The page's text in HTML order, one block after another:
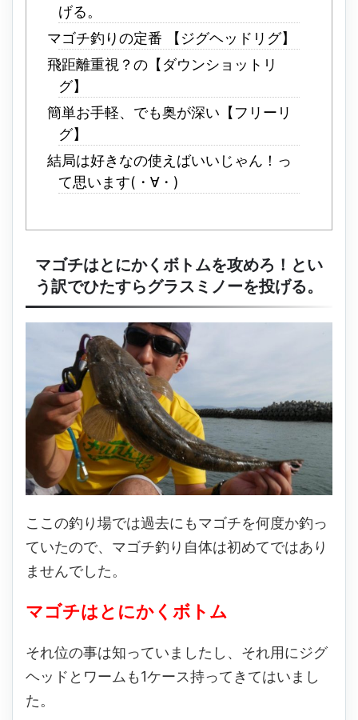
げる。
マゴチ釣りの定番 【ジグヘッドリグ】
飛距離重視？の【ダウンショットリ
グ】
簡単お手軽、でも奥が深い【フリーリ
グ】
結局は好きなの使えばいいじゃん！っ
て思います(・∀・)
マゴチはとにかくボトムを攻めろ！とい
う訳でひたすらグラスミノーを投げる。
ここの釣り場では過去にもマゴチを何度か釣っ
ていたので、マゴチ釣り自体は初めてではあり
ませんでした。
マゴチはとにかくボトム
それ位の事は知っていましたし、それ用にジグ
ヘッドとワームも1ケース持ってきてはいまし
た。